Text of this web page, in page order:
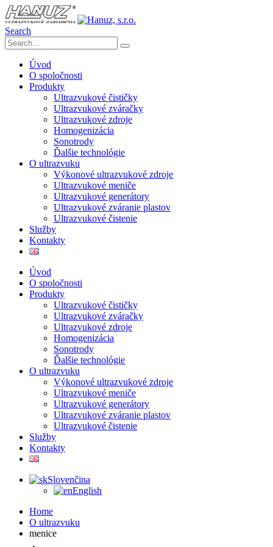
Search
Úvod
O spoločnosti
Produkty
Ultrazvukové čističky
Ultrazvukové zváračky
Ultrazvukové zdroje
Homogenizácia
Sonotrody
Ďalšie technológie
O ultrazvuku
Výkonové ultrazvukové zdroje
Ultrazvukové meniče
Ultrazvukové generátory
Ultrazvukové zváranie plastov
Ultrazvukové čistenie
Služby
Kontakty
Úvod
O spoločnosti
Produkty
Ultrazvukové čističky
Ultrazvukové zváračky
Ultrazvukové zdroje
Homogenizácia
Sonotrody
Ďalšie technológie
O ultrazvuku
Výkonové ultrazvukové zdroje
Ultrazvukové meniče
Ultrazvukové generátory
Ultrazvukové zváranie plastov
Ultrazvukové čistenie
Služby
Kontakty
Slovenčina
English
Home
O ultrazvuku
menice